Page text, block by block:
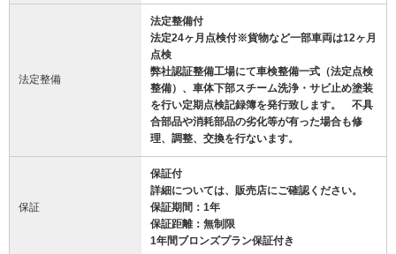
法定整備
法定整備付
法定24ヶ月点検付※貨物など一部車両は12ヶ月
点検
弊社認証整備工場にて車検整備一式（法定点検
整備）、車体下部スチーム洗浄・サビ止め塗装
を行い定期点検記録簿を発行致します。 不具
合部品や消耗部品の劣化等が有った場合も修
理、調整、交換を行ないます。
保証
保証付
詳細については、販売店にご確認ください。
保証期間：1年
保証距離：無制限
1年間ブロンズプラン保証付き